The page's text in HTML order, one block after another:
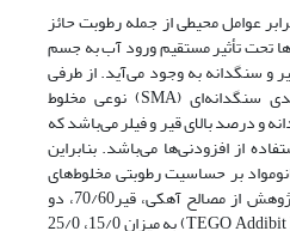
عوامل محیطی از جمله رطوبت حائز
تحت تأثیر مستقیم ورود آب به جسم
و سنگدانه به وجود می‌آید. از طرفی
مخلوط‌ آسفالتی با استخوان‌بندی سنگدانه‌ای (SMA) نوعی مخلوط
و درصد بالای قیر و فیلر می‌باشد که
از افزودنی‌ها می‌باشد. بنابراین
بر حساسیت رطوبتی مخلوط‌های
آسفالتی SMA است. در این پژوهش از مصالح آهکی، قیر70/60، دو
افزودنی ایوانیک دگوسا (TEGO Addibit L300) به میزان 15/0، 25/0